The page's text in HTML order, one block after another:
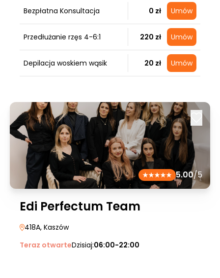
Bezpłatna Konsultacja 0 zł Umów
Przedłużanie rzęs 4-6:1 220 zł Umów
Depilacja woskiem wąsik 20 zł Umów
5.00/5
Edi Perfectum Team
418A, Kaszów
Teraz otwarteDzisiaj:06:00-22:00